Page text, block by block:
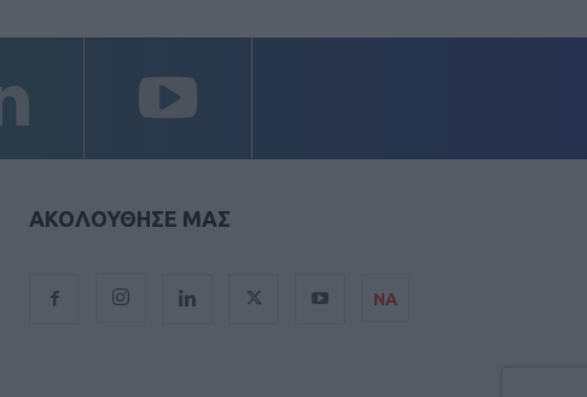
ΑΚΟΛΟΥΘΗΣΕ ΜΑΣ
ΝΑ